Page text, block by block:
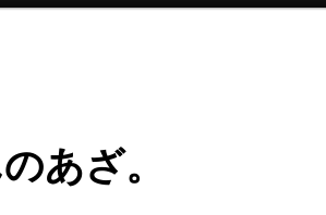
あざ。